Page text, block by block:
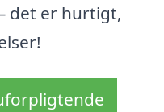
det er hurtigt,